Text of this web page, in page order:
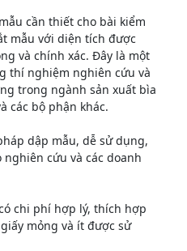
cần thiết cho bài kiểm
mẫu với diện tích được
và chính xác. Đây là một
thí nghiệm nghiên cứu và
trong ngành sản xuất bìa
các bộ phận khác.
dập mẫu, dễ sử dụng,
cứu và các doanh
chi phí hợp lý, thích hợp
mỏng và ít được sử